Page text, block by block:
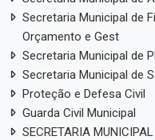
Secretaria Municipal de
Orçamento e Gest
Secretaria Municipal de
Secretaria Municipal de
Proteção e Defesa Civil
Guarda Civil Municipal
SECRETARIA